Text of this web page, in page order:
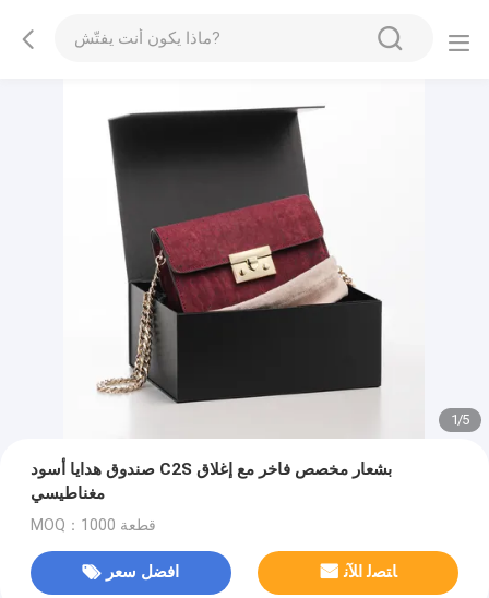
2/5
صندوق هدايا أسود C2S بشعار مخصص فاخر مع إغلاق
مغناطيسي
MOQ：1000 قطعة
افضل سعر ﺎﺘﺼﻟ ﺍﻶﻧ